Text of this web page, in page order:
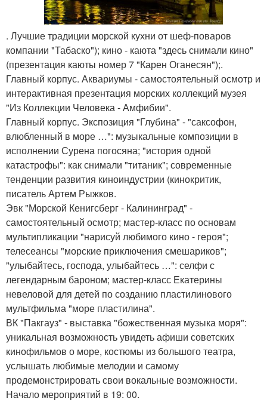
. Лучшие традиции морской кухни от шеф-поваров
компании "Табаско"); кино - каюта "здесь снимали кино"
(презентация каюты номер 7 "Карен Оганесян");.
Главный корпус. Аквариумы - самостоятельный осмотр и
интерактивная презентация морских коллекций музея
"Из Коллекции Человека - Амфибии".
Главный корпус. Экспозиция "Глубина" - "саксофон,
влюбленный в море …": музыкальные композиции в
исполнении Сурена погосяна; "история одной
катастрофы": как снимали "титаник"; современные
тенденции развития киноиндустрии (кинокритик,
писатель Артем Рыжков.
Эвк "Морской Кенигсберг - Калининград" -
самостоятельный осмотр; мастер-класс по основам
мультипликации "нарисуй любимого кино - героя";
телесеансы "морские приключения смешариков";
"улыбайтесь, господа, улыбайтесь …": селфи с
легендарным бароном; мастер-класс Екатерины
невеловой для детей по созданию пластилинового
мультфильма "море пластилина".
ВК "Пакгауз" - выставка "божественная музыка моря":
уникальная возможность увидеть афиши советских
кинофильмов о море, костюмы из большого театра,
услышать любимые мелодии и самому
продемонстрировать свои вокальные возможности.
Начало мероприятий в 19: 00.